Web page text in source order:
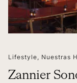
Lifestyle, Nuestras
Zannier